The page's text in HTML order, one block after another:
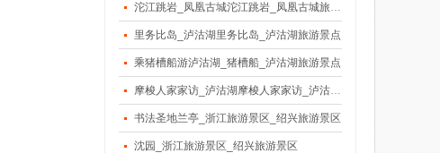
沱江跳岩_凤凰古城沱江跳岩_凤凰古城旅游景点
里务比岛_泸沽湖里务比岛_泸沽湖旅游景点
乘猪槽船游泸沽湖_猪槽船_泸沽湖旅游景点
摩梭人家家访_泸沽湖摩梭人家家访_泸沽湖旅游景点
书法圣地兰亭_浙江旅游景区_绍兴旅游景区
沈园_浙江旅游景区_绍兴旅游景区